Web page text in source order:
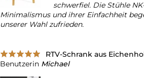
schwerfiel. Die Stühle
Minimalismus und ihrer Einfachheit
unserer Wahl zufrieden.
RTV-Schrank aus
Benutzerin Michael